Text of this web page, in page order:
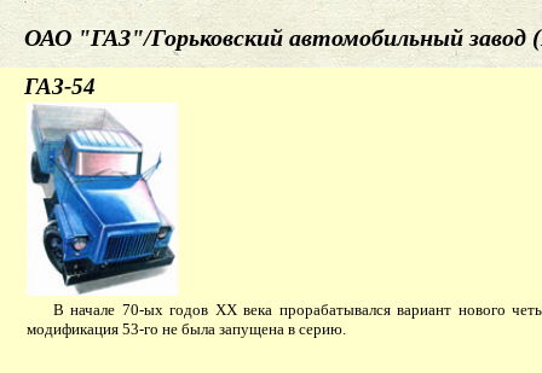
ОАО "ГАЗ"/Горьковский автомобильный завод
ГАЗ-54
В начале 70-ых годов ХХ века прорабатывался вариант нового
модификация 53-го не была запущена в серию.